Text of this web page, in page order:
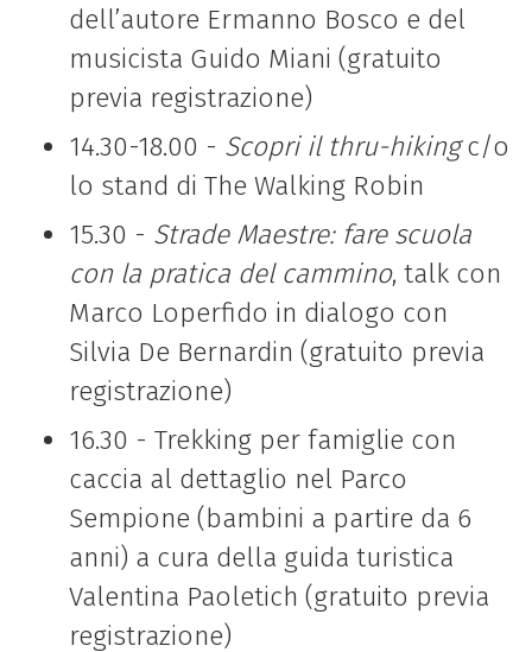
dell’autore Ermanno Bosco e del
musicista Guido Miani (gratuito
previa registrazione)
14.30-18.00 - Scopri il thru-hikingc/o
lo stand di The Walking Robin
15.30 - Strade Maestre: fare scuola
con la pratica del cammino, talk con
Marco Loperfido in dialogo con
Silvia De Bernardin (gratuito previa
registrazione)
16.30 - Trekking per famiglie con
caccia al dettaglio nel Parco
Sempione (bambini a partire da 6
anni) a cura della guida turistica
Valentina Paoletich (gratuito previa
registrazione)